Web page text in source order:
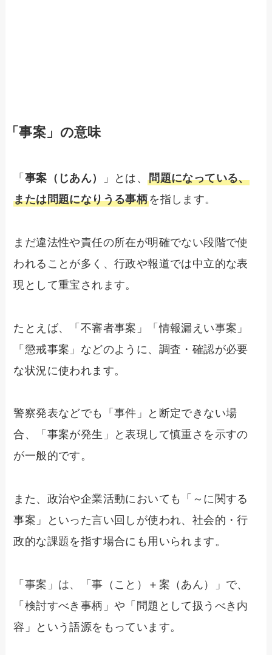
「事案」の意味
「 事案（じあん） 」とは、問題になっている、
または問題になりうる事柄を指します。
まだ違法性や責任の所在が明確でない段階で使
われることが多く、行政や報道では中立的な表
現として重宝されます。
たとえば、「不審者事案」「情報漏えい事案」
「懲戒事案」などのように、調査・確認が必要
な状況に使われます。
警察発表などでも「事件」と断定できない場
合、「事案が発生」と表現して慎重さを示すの
が一般的です。
また、政治や企業活動においても「～に関する
事案」といった言い回しが使われ、社会的・行
政的な課題を指す場合にも用いられます。
「事案」は、「事（こと）＋案（あん）」で、
「検討すべき事柄」や「問題として扱うべき内
容」という語源をもっています。